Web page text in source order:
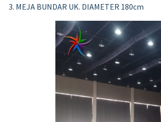
MEJA BUNDAR UK. DIAMETER 180cm